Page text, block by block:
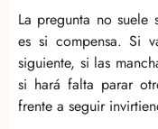
La pregunta no suele
es si compensa. Si
siguiente, si las
si hará falta parar
frente a seguir